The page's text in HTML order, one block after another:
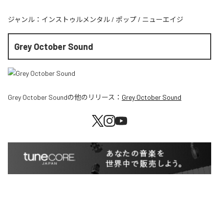
ジャンル： インストゥルメンタル / ポップ / ニューエイジ
Grey October Sound
Grey October Soundの他のリリース： Grey October Sound